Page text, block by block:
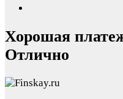
Хорошая
Отлично